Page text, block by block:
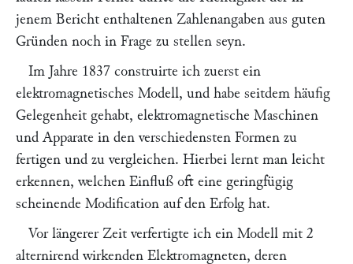
jenem Bericht enthaltenen Zahlenangaben aus guten
Gründen noch in Frage zu stellen seyn.
Im Jahre 1837 construirte ich zuerst ein
elektromagnetisches Modell, und habe seitdem häufig
Gelegenheit gehabt, elektromagnetische Maschinen
und Apparate in den verschiedensten Formen zu
fertigen und zu vergleichen. Hierbei lernt man leicht
erkennen, welchen Einfluß oft eine geringfügig
scheinende Modification auf den Erfolg hat.
Vor längerer Zeit verfertigte ich ein Modell mit 2
alternirend wirkenden Elektromagneten, deren